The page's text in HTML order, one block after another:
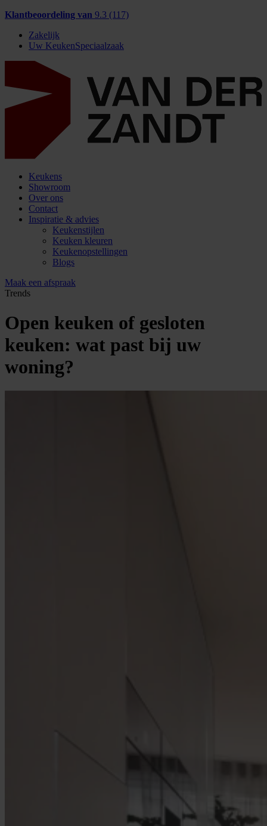
Klantbeoordeling van 9.3 (117)
Zakelijk
Uw KeukenSpeciaalzaak
Keukens
Showroom
Over ons
Contact
Inspiratie & advies
Keukenstijlen
Keuken kleuren
Keukenopstellingen
Blogs
Maak een afspraak
Trends
Open keuken of gesloten
keuken: wat past bij uw
woning?